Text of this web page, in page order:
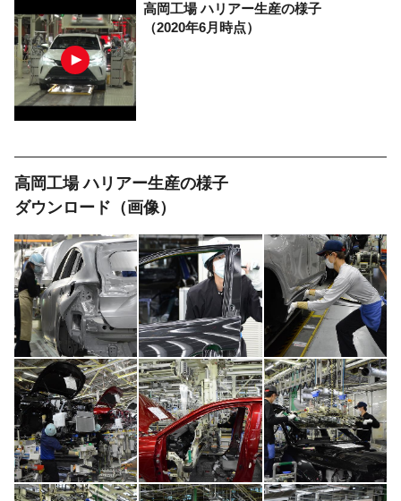
高岡工場ハリアー生産の様子
（2020年6月時点）
高岡工場 ハリアー生産の様子
ダウンロード（画像）